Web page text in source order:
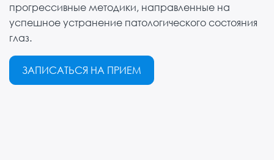
прогрессивные методики, направленные на
успешное устранение патологического состояния
глаз.
ЗАПИСАТЬСЯ НА ПРИЕМ